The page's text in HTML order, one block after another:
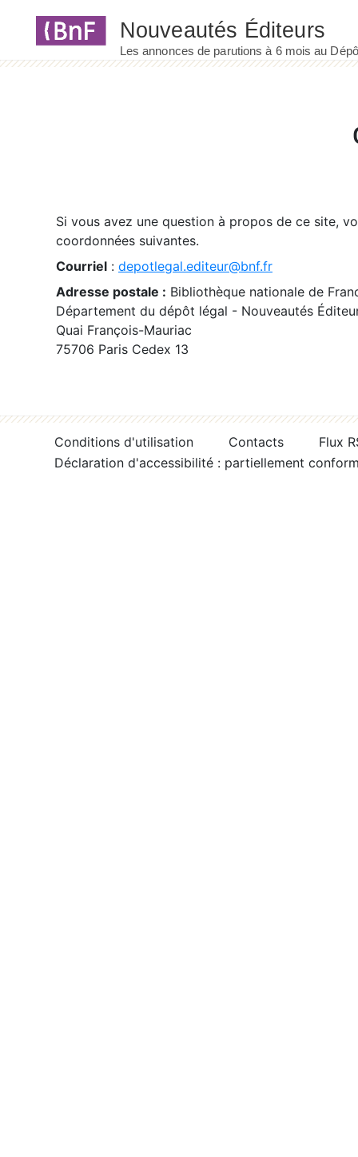
Si vous avez une question à propos de ce site,
coordonnées suivantes.
Courriel : depotlegal.editeur@bnf.fr
Adresse postale : Bibliothèque nationale de
Département du dépôt légal - Nouveautés
Quai François-Mauriac
75706 Paris Cedex 13
Conditions d'utilisation Contacts
Flux
Déclaration d'accessibilité : partiellement